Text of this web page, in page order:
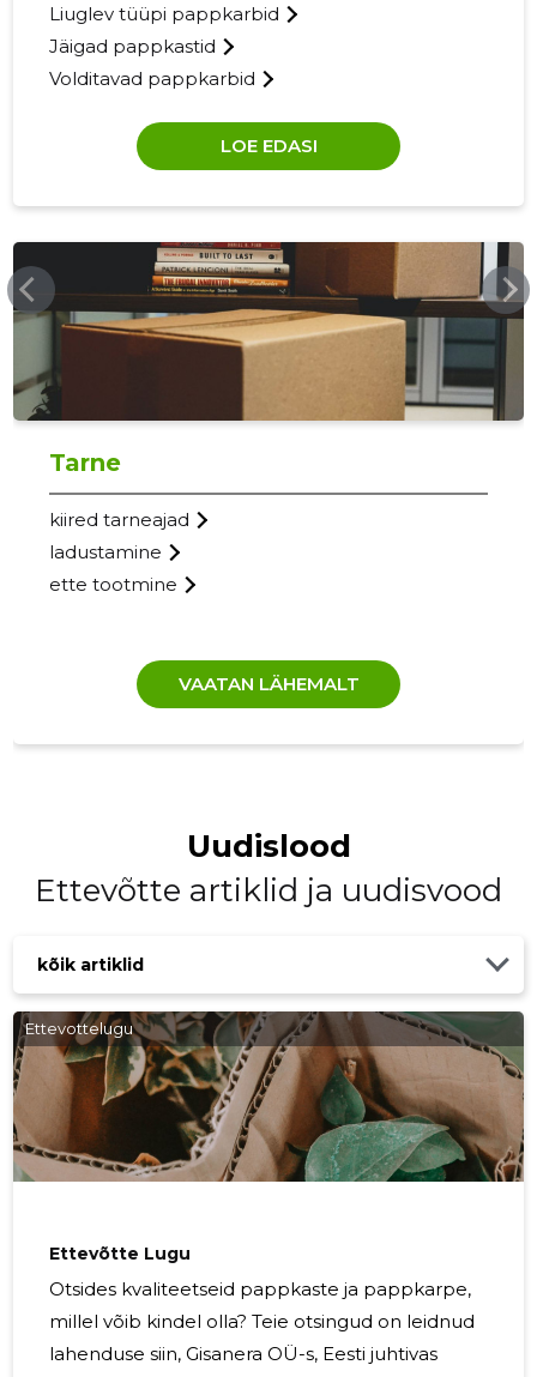
Liuglev tüüpi pappkarbid
Jäigad pappkastid
Volditavad pappkarbid
LOE EDASI
Tarne
kiired tarneajad
ladustamine
ette tootmine
VAATAN LÄHEMALT
Uudislood
Ettevõtte artiklid ja uudisvood
kõik artiklid
Ettevottelugu
Ettevõtte Lugu
Otsides kvaliteetseid pappkaste ja pappkarpe,
millel võib kindel olla? Teie otsingud on leidnud
lahenduse siin, Gisanera OÜ-s, Eesti juhtivas